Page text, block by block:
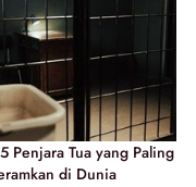
Penjara Tua yang Paling
di Dunia